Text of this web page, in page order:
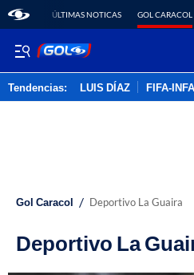
ÚLTIMAS NOTICAS GOL CARACOL
Tendencias: LUIS DÍAZ FIFA-
Gol Caracol / Deportivo La Guaira
Deportivo La